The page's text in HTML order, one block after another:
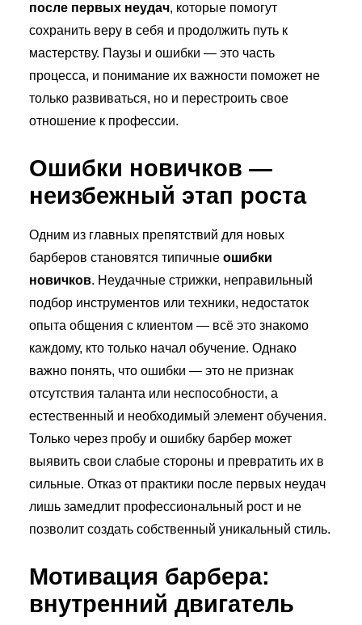
после первых неудач, которые помогут
сохранить веру в себя и продолжить путь к
мастерству. Паузы и ошибки — это часть
процесса, и понимание их важности поможет не
только развиваться, но и перестроить свое
отношение к профессии.
Ошибки новичков —
неизбежный этап роста
Одним из главных препятствий для новых
барберов становятся типичные ошибки
новичков. Неудачные стрижки, неправильный
подбор инструментов или техники, недостаток
опыта общения с клиентом — всё это знакомо
каждому, кто только начал обучение. Однако
важно понять, что ошибки — это не признак
отсутствия таланта или неспособности, а
естественный и необходимый элемент обучения.
Только через пробу и ошибку барбер может
выявить свои слабые стороны и превратить их в
сильные. Отказ от практики после первых неудач
лишь замедлит профессиональный рост и не
позволит создать собственный уникальный стиль.
Мотивация барбера:
внутренний двигатель